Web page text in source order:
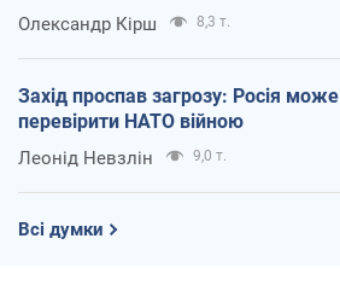
Олександр Кірш 8,3 т.
Захід проспав загрозу: Росія може
перевірити НАТО війною
Леонід Невзлін 9,0 т.
Всі думки